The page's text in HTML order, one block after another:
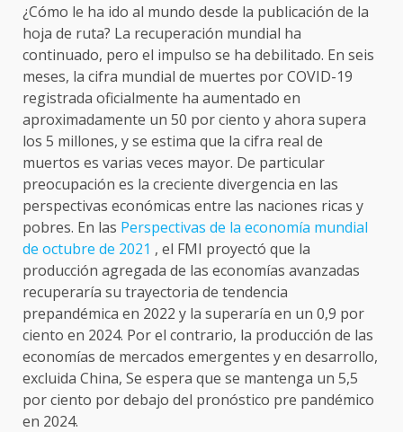
¿Cómo le ha ido al mundo desde la publicación de la
hoja de ruta? La recuperación mundial ha
continuado, pero el impulso se ha debilitado. En seis
meses, la cifra mundial de muertes por COVID-19
registrada oficialmente ha aumentado en
aproximadamente un 50 por ciento y ahora supera
los 5 millones, y se estima que la cifra real de
muertos es varias veces mayor. De particular
preocupación es la creciente divergencia en las
perspectivas económicas entre las naciones ricas y
pobres. En las Perspectivas de la economía mundial
de octubre de 2021 , el FMI proyectó que la
producción agregada de las economías avanzadas
recuperaría su trayectoria de tendencia
prepandémica en 2022 y la superaría en un 0,9 por
ciento en 2024. Por el contrario, la producción de las
economías de mercados emergentes y en desarrollo,
excluida China, Se espera que se mantenga un 5,5
por ciento por debajo del pronóstico pre pandémico
en 2024.